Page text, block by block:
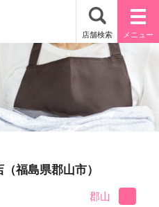
福島県郡山市）
郡山